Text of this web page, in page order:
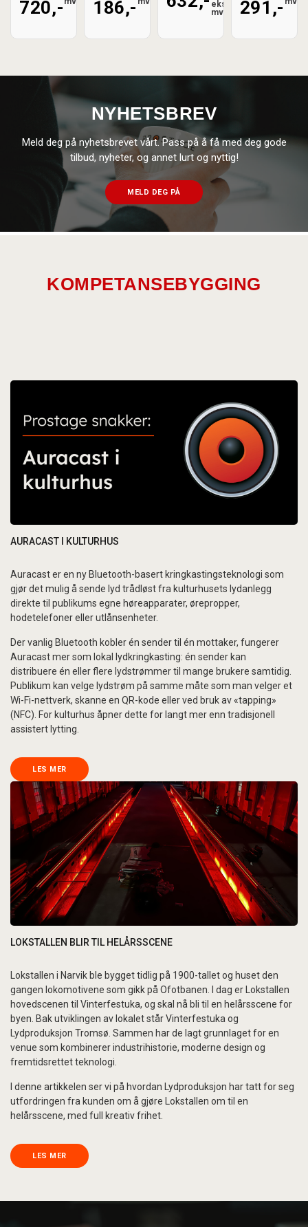
720,- 186,-
eks.
mva
291,-
NYHETSBREV
Meld deg på nyhetsbrevet vårt. Pass på å få med deg gode
tilbud, nyheter, og annet lurt og nyttig!
MELD DEG PÅ
KOMPETANSEBYGGING
AURACAST I KULTURHUS
Auracast er en ny Bluetooth-basert kringkastingsteknologi som
gjør det mulig å sende lyd trådløst fra kulturhusets lydanlegg
direkte til publikums egne høreapparater, ørepropper,
hodetelefoner eller utlånsenheter.
Der vanlig Bluetooth kobler én sender til én mottaker, fungerer
Auracast mer som lokal lydkringkasting: én sender kan
distribuere én eller flere lydstrømmer til mange brukere samtidig.
Publikum kan velge lydstrøm på samme måte som man velger et
Wi-Fi-nettverk, skanne en QR-kode eller ved bruk av «tapping»
(NFC). For kulturhus åpner dette for langt mer enn tradisjonell
assistert lytting.
LES MER
LOKSTALLEN BLIR TIL HELÅRSSCENE
Lokstallen i Narvik ble bygget tidlig på 1900-tallet og huset den
gangen lokomotivene som gikk på Ofotbanen. I dag er Lokstallen
hovedscenen til Vinterfestuka, og skal nå bli til en helårsscene for
byen. Bak utviklingen av lokalet står Vinterfestuka og
Lydproduksjon Tromsø. Sammen har de lagt grunnlaget for en
venue som kombinerer industrihistorie, moderne design og
fremtidsrettet teknologi.
I denne artikkelen ser vi på hvordan Lydproduksjon har tatt for seg
utfordringen fra kunden om å gjøre Lokstallen om til en
helårsscene, med full kreativ frihet.
LES MER